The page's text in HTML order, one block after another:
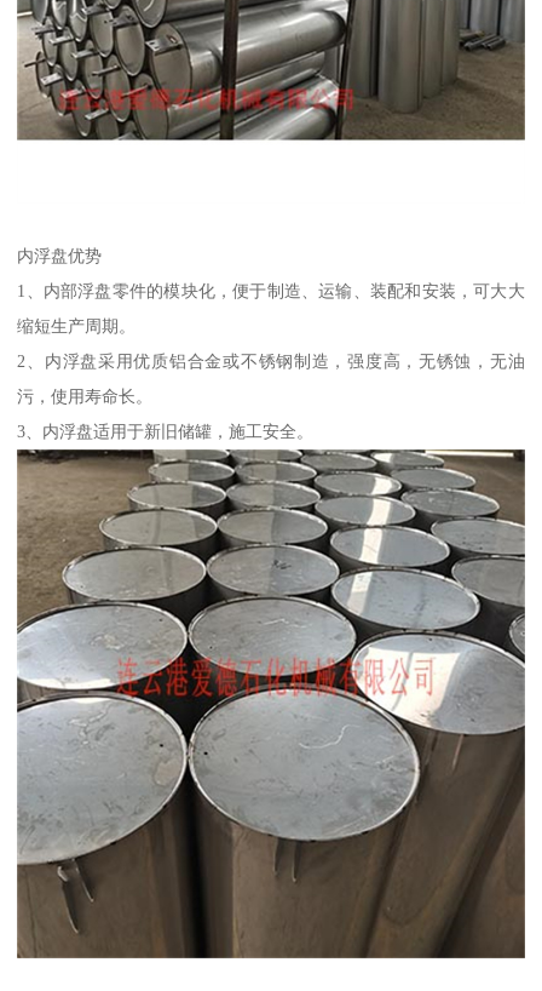
内浮盘优势
1、内部浮盘零件的模块化，便于制造、运输、装配和安装，可大大
缩短生产周期。
2、内浮盘采用优质铝合金或不锈钢制造，强度高，无锈蚀，无油
污，使用寿命长。
3、内浮盘适用于新旧储罐，施工安全。